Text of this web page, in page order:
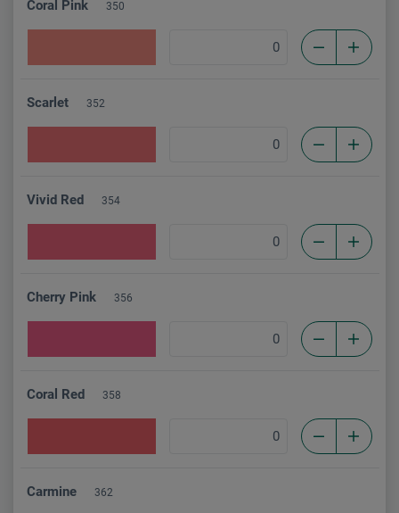
Coral Pink 350
Scarlet 352
Vivid Red 354
Cherry Pink 356
Coral Red 358
Carmine 362